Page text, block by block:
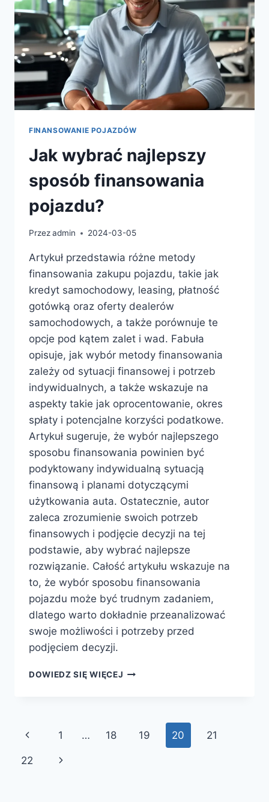
FINANSOWANIE POJAZDÓW
Jak wybrać najlepszy
sposób finansowania
pojazdu?
Przezadmin 2024-03-05
Artykuł przedstawia różne metody
finansowania zakupu pojazdu, takie jak
kredyt samochodowy, leasing, płatność
gotówką oraz oferty dealerów
samochodowych, a także porównuje te
opcje pod kątem zalet i wad. Fabuła
opisuje, jak wybór metody finansowania
zależy od sytuacji finansowej i potrzeb
indywidualnych, a także wskazuje na
aspekty takie jak oprocentowanie, okres
spłaty i potencjalne korzyści podatkowe.
Artykuł sugeruje, że wybór najlepszego
sposobu finansowania powinien być
podyktowany indywidualną sytuacją
finansową i planami dotyczącymi
użytkowania auta. Ostatecznie, autor
zaleca zrozumienie swoich potrzeb
finansowych i podjęcie decyzji na tej
podstawie, aby wybrać najlepsze
rozwiązanie. Całość artykułu wskazuje na
to, że wybór sposobu finansowania
pojazdu może być trudnym zadaniem,
dlatego warto dokładnie przeanalizować
swoje możliwości i potrzeby przed
podjęciem decyzji.
DOWIEDZ SIĘ WIĘCEJ JAK
FINANSOWANIA
POJAZDU?
Nawigacja
strony
Poprzednia
strona
1 … 18 19 20 21
22
Następna